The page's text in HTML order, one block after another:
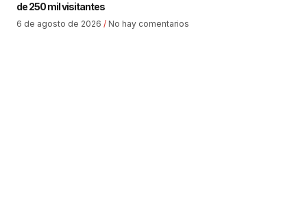
de 250 mil visitantes
6 de agosto de 2026 No hay comentarios